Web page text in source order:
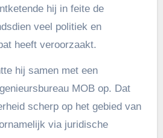
hij in feite de
veel politiek en
heeft veroorzaakt.
hij samen met een
MOB op. Dat
scherp op het gebied van
via juridische